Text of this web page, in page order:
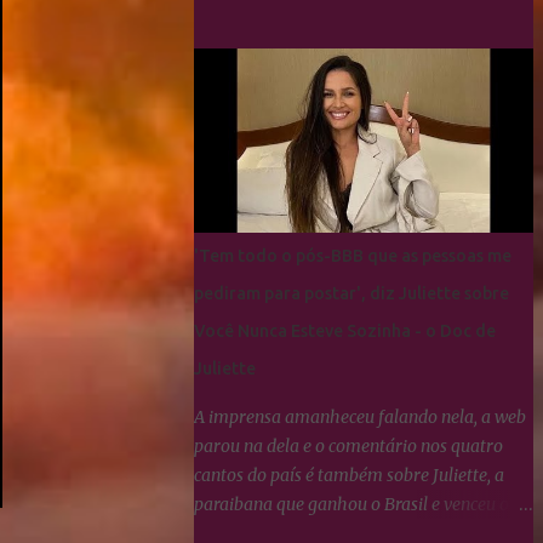
qual Juliette tinha dito que seria lindo ver
ela campeã da edição... Os Cactos não
esquecem uma maldade cometida contra
Juliette e a resposta foi imediata, ou seja,
nada fizeram por nenhum participante até
agora.
'Tem todo o pós-BBB que as pessoas me
pediram para postar', diz Juliette sobre
Você Nunca Esteve Sozinha - o Doc de
Juliette
A imprensa amanheceu falando nela, a web
parou na dela e o comentário nos quatro
cantos do país é também sobre Juliette, a
paraibana que ganhou o Brasil e venceu o